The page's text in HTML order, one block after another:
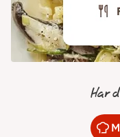
Har